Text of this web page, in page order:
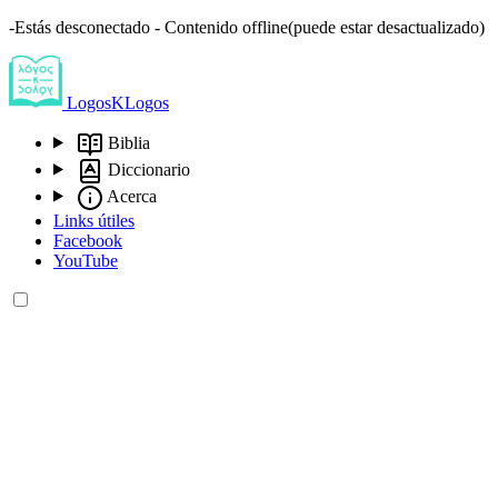
-Estás desconectado - Contenido offline(puede estar desactualizado)
LogosKLogos
Biblia
Diccionario
Acerca
Links útiles
Facebook
YouTube